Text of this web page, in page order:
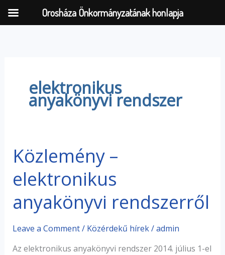
elektronikus
anyakönyvi rendszer
Közlemény –
elektronikus
anyakönyvi rendszerről
Leave a Comment/ Közérdekű hírek/admin
Az elektronikus anyakönyvi rendszer 2014. július 1-el
Közlemény
–
elektronikus
anyakönyvi
rendszerről
Orosháza Önkormányzatának honlapja